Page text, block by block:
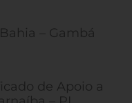
– Gambá
de Apoio a